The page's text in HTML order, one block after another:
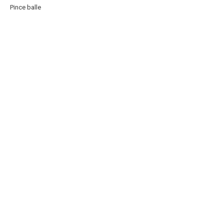
Pince balle